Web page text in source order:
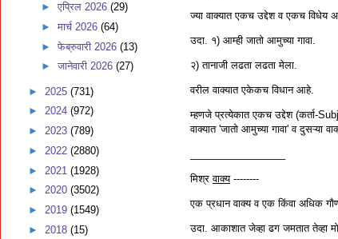
ज्या वाक्यात एकच उद्देश व एकच विधेय
उदा. १) आम्ही जातो आमुच्या गावा.
२) तानाजी लढता लढता मेला.
वरील वाक्यात एकेकच विधान आहे.
म्हणजे प्रत्येकात एकच उद्देश (कर्ता-
वाक्यात 'जातो आमुच्या गावा' व दुसऱ्या
मिश्रवाक्य--------
एक प्रधान वाक्य व एक किंवा अधिक
उदा. आकाशात जेव्हा ढग जमतात तेव्हा
► एप्रिल 2026 (29)
► मार्च 2026 (64)
► फेब्रुवारी 2026 (13)
► जानेवारी 2026 (27)
► 2025 (731)
► 2024 (972)
► 2023 (789)
► 2022 (2880)
► 2021 (1928)
► 2020 (3502)
► 2019 (1549)
► 2018 (15)